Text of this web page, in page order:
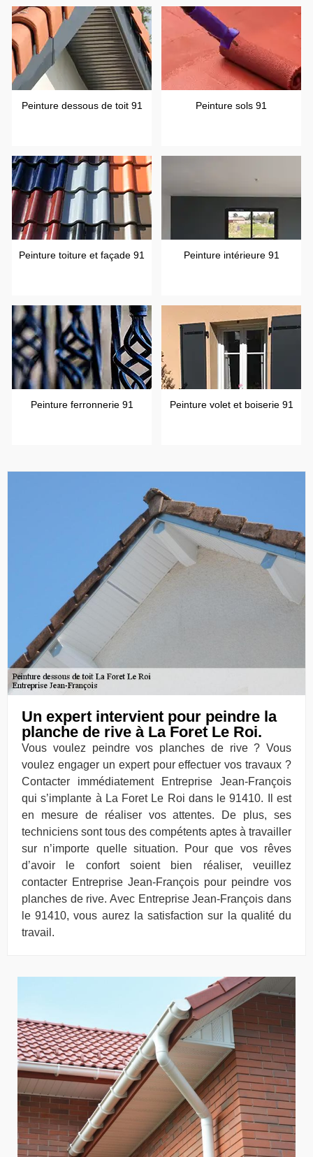
Peinture dessous de toit 91 Peinture sols 91
Peinture toiture et façade 91 Peinture intérieure 91
Peinture ferronnerie 91 Peinture volet et boiserie 91
Un expert intervient pour peindre la
planche de rive à La Foret Le Roi.
Vous voulez peindre vos planches de rive ? Vous
voulez engager un expert pour effectuer vos travaux ?
Contacter immédiatement Entreprise Jean-François
qui s’implante à La Foret Le Roi dans le 91410. Il est
en mesure de réaliser vos attentes. De plus, ses
techniciens sont tous des compétents aptes à travailler
sur n’importe quelle situation. Pour que vos rêves
d’avoir le confort soient bien réaliser, veuillez
contacter Entreprise Jean-François pour peindre vos
planches de rive. Avec Entreprise Jean-François dans
le 91410, vous aurez la satisfaction sur la qualité du
travail.